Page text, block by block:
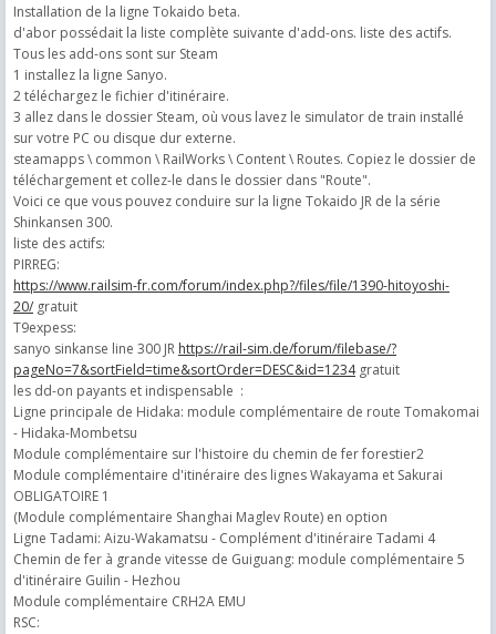
Installation de la ligne Tokaido beta.
d'abor possédait la liste complète suivante d'add-ons. liste des actifs.
Tous les add-ons sont sur Steam
1 installez la ligne Sanyo.
2 téléchargez le fichier d'itinéraire.
3 allez dans le dossier Steam, où vous lavez le simulator de train installé
sur votre PC ou disque dur externe.
steamapps \ common \ RailWorks \ Content \ Routes. Copiez le dossier de
téléchargement et collez-le dans le dossier dans "Route".
Voici ce que vous pouvez conduire sur la ligne Tokaido JR de la série
Shinkansen 300.
liste des actifs:
PIRREG:
https://www.railsim-fr.com/forum/index.php?/files/file/1390-hitoyoshi-
20/ gratuit
T9expess:
sanyo sinkanse line 300 JR https://rail-sim.de/forum/filebase/?
pageNo=7&sortField=time&sortOrder=DESC&id=1234 gratuit
les dd-on payants et indispensable :
Ligne principale de Hidaka: module complémentaire de route Tomakomai
- Hidaka-Mombetsu
Module complémentaire sur l'histoire du chemin de fer forestier2
Module complémentaire d'itinéraire des lignes Wakayama et Sakurai
OBLIGATOIRE 1
(Module complémentaire Shanghai Maglev Route) en option
Ligne Tadami: Aizu-Wakamatsu - Complément d'itinéraire Tadami 4
Chemin de fer à grande vitesse de Guiguang: module complémentaire 5
d'itinéraire Guilin - Hezhou
Module complémentaire CRH2A EMU
RSC: